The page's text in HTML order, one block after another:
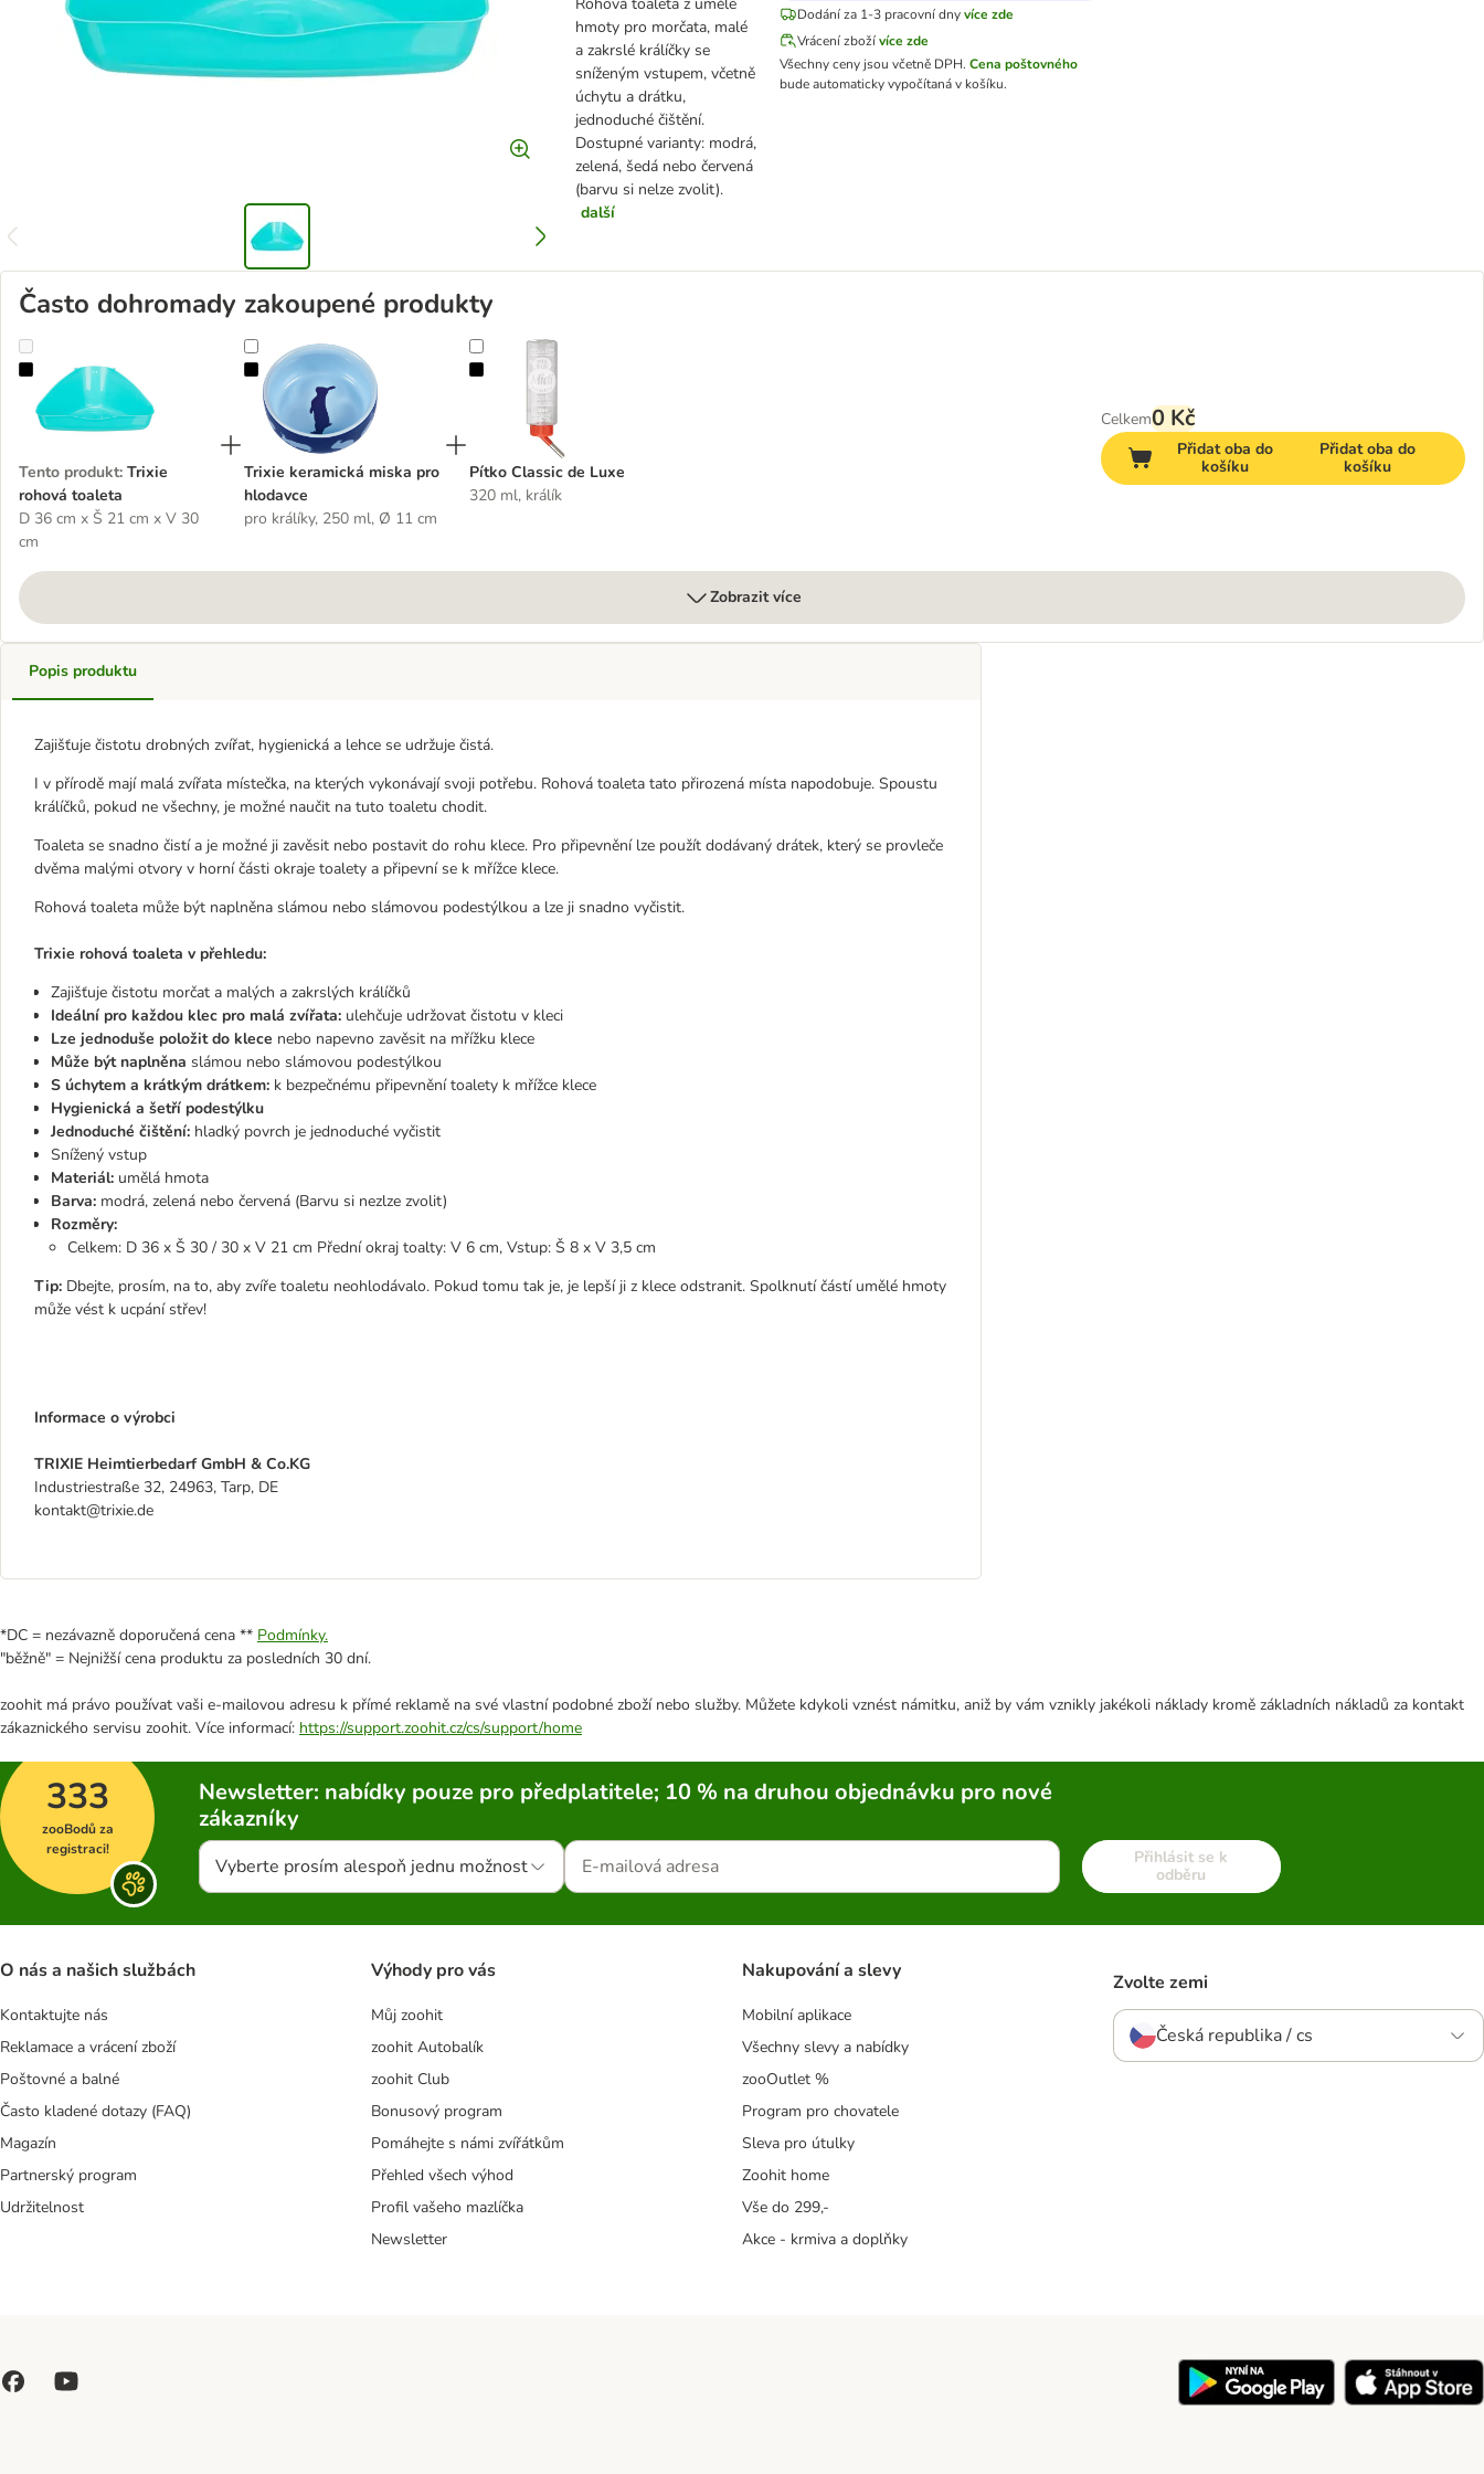
hmoty pro morčata, malé
a zakrslé králíčky se
sníženým vstupem, včetně
úchytu a drátku,
jednoduché čištění.
Dostupné varianty: modrá,
zelená, šedá nebo červená
(barvu si nelze zvolit).
další
Dodání za 1-3 pracovní dny více zde
Vrácení zbožívíce zde
Všechny ceny jsou včetně DPH. Cena poštovného
bude automaticky vypočítaná v košíku.
Často dohromady zakoupené produkty
Trixie rohová toaleta
Tento produkt: Trixie
rohová toaleta
D 36 cm x Š 21 cm x V 30
cm
Trixie keramická miska pro hlodavce
Trixie keramická miska pro
hlodavce
pro králíky, 250 ml, Ø 11 cm
Pítko Classic de Luxe
Pítko Classic de Luxe
320 ml, králík
Celkem0 Kč
Přidat oba do
košíku
Přidat oba do
košíku
Zobrazit více
Popis produktu
Zajišťuje čistotu drobných zvířat, hygienická a lehce se udržuje čistá.
I v přírodě mají malá zvířata místečka, na kterých vykonávají svoji potřebu. Rohová toaleta tato přirozená místa napodobuje. Spoustu
králíčků, pokud ne všechny, je možné naučit na tuto toaletu chodit.
Toaleta se snadno čistí a je možné ji zavěsit nebo postavit do rohu klece. Pro připevnění lze použít dodávaný drátek, který se provleče
dvěma malými otvory v horní části okraje toalety a připevní se k mřížce klece.
Rohová toaleta může být naplněna slámou nebo slámovou podestýlkou a lze ji snadno vyčistit.
Trixie rohová toaleta v přehledu:
Zajišťuje čistotu morčat a malých a zakrslých králíčků
Ideální pro každou klec pro malá zvířata: ulehčuje udržovat čistotu v kleci
Lze jednoduše položit do klece nebo napevno zavěsit na mřížku klece
Může být naplněna slámou nebo slámovou podestýlkou
S úchytem a krátkým drátkem: k bezpečnému připevnění toalety k mřížce klece
Hygienická a šetří podestýlku
Jednoduché čištění: hladký povrch je jednoduché vyčistit
Snížený vstup
Materiál: umělá hmota
Barva: modrá, zelená nebo červená (Barvu si nezlze zvolit)
Rozměry:
Celkem: D 36 x Š 30 / 30 x V 21 cm Přední okraj toalty: V 6 cm, Vstup: Š 8 x V 3,5 cm
Tip: Dbejte, prosím, na to, aby zvíře toaletu neohlodávalo. Pokud tomu tak je, je lepší ji z klece odstranit. Spolknutí částí umělé hmoty
může vést k ucpání střev!
Informace o výrobci
TRIXIE Heimtierbedarf GmbH & Co.KG
Industriestraße 32, 24963, Tarp, DE
kontakt@trixie.de
*DC = nezávazně doporučená cena ** Podmínky.
"běžně" = Nejnižší cena produktu za posledních 30 dní.
zoohit má právo používat vaši e-mailovou adresu k přímé reklamě na své vlastní podobné zboží nebo služby. Můžete kdykoli vznést námitku, aniž by vám vznikly jakékoli náklady kromě základních nákladů za kontakt
zákaznického servisu zoohit. Více informací: https://support.zoohit.cz/cs/support/home
333
zooBodů za
registraci!
Newsletter: nabídky pouze pro předplatitele; 10 % na druhou objednávku pro nové
zákazníky
Vyberte prosím alespoň jednu možnost
Přihlásit se k
odběru
O nás a našich službách
Kontaktujte nás
Reklamace a vrácení zboží
Poštovné a balné
Často kladené dotazy (FAQ)
Magazín
Partnerský program
Udržitelnost
Výhody pro vás
Můj zoohit
zoohit Autobalík
zoohit Club
Bonusový program
Pomáhejte s námi zvířátkům
Přehled všech výhod
Profil vašeho mazlíčka
Newsletter
Nakupování a slevy
Mobilní aplikace
Všechny slevy a nabídky
zooOutlet %
Program pro chovatele
Sleva pro útulky
Zoohit home
Vše do 299,-
Akce - krmiva a doplňky
Zvolte zemi
Česká republika / cs